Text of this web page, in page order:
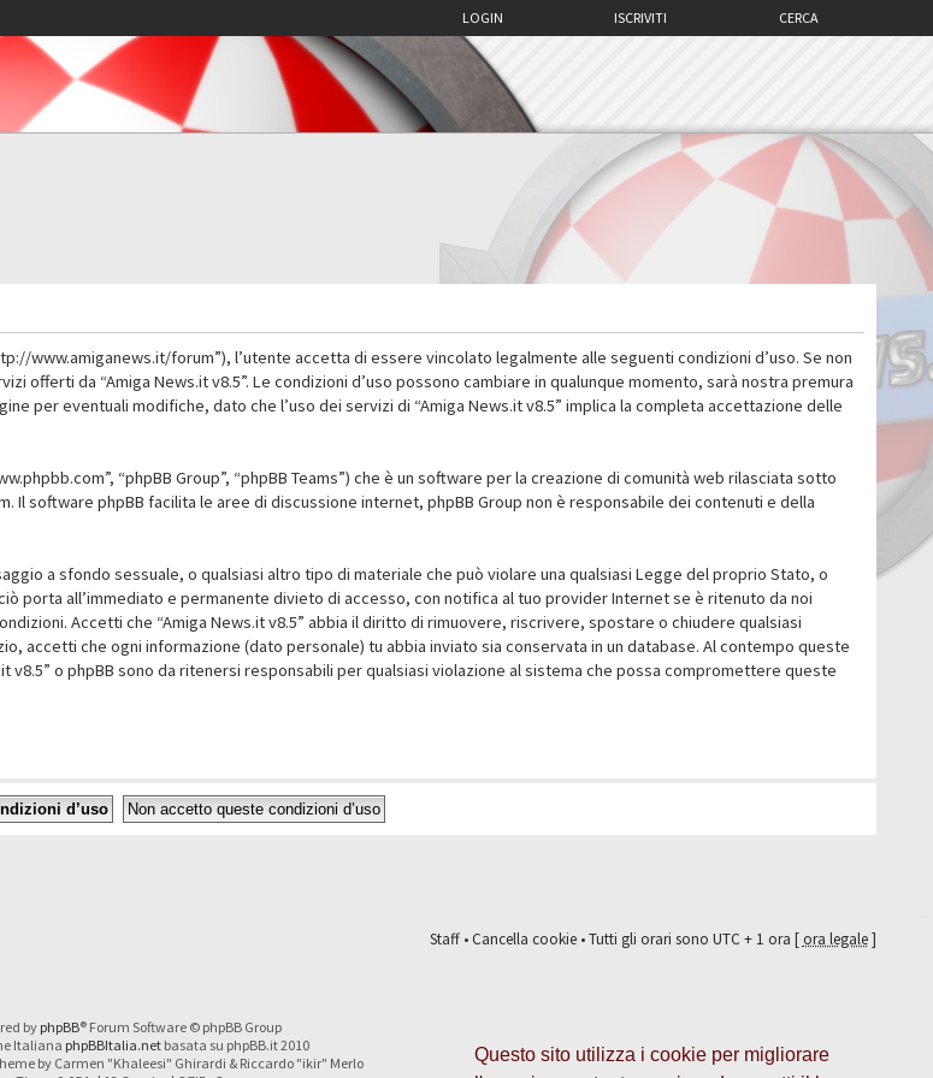
Questo sito utilizza i cookie per migliorare
CERCA
ISCRIVITI
LOGIN
www.amiganews.it/forum”), l’utente accetta di essere vincolato legalmente alle seguenti condizioni d’uso. Se non
offerti da “Amiga News.it v8.5”. Le condizioni d’uso possono cambiare in qualunque momento, sarà nostra premura
per eventuali modifiche, dato che l’uso dei servizi di “Amiga News.it v8.5” implica la completa accettazione delle
“phpBB Group”, “phpBB Teams”) che è un software per la creazione di comunità web rilasciata sotto
. Il software phpBB facilita le aree di discussione internet, phpBB Group non è responsabile dei contenuti e della
a sfondo sessuale, o qualsiasi altro tipo di materiale che può violare una qualsiasi Legge del proprio Stato, o
porta all’immediato e permanente divieto di accesso, con notifica al tuo provider Internet se è ritenuto da noi
Accetti che “Amiga News.it v8.5” abbia il diritto di rimuovere, riscrivere, spostare o chiudere qualsiasi
accetti che ogni informazione (dato personale) tu abbia inviato sia conservata in un database. Al contempo queste
v8.5” o phpBB sono da ritenersi responsabili per qualsiasi violazione al sistema che possa compromettere queste
Staff•Cancella cookie• Tutti gli orari sono UTC + 1 ora [ora legale]
byphpBB® Forum Software © phpBB Group
Italiana phpBBItalia.netbasata su phpBB.it 2010
by Carmen "Khaleesi" Ghirardi & Riccardo "ikir" Merlo